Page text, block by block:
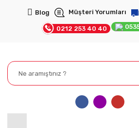
Blog Müşteri Yorumları
0212 253 40 40